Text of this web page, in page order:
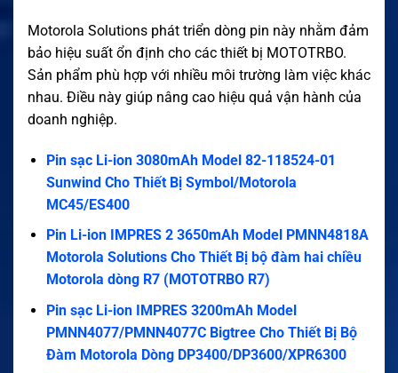
Motorola Solutions phát triển dòng pin này nhằm đảm
bảo hiệu suất ổn định cho các thiết bị MOTOTRBO.
Sản phẩm phù hợp với nhiều môi trường làm việc khác
nhau. Điều này giúp nâng cao hiệu quả vận hành của
doanh nghiệp.
Pin sạc Li-ion 3080mAh Model 82-118524-01
Sunwind Cho Thiết Bị Symbol/Motorola
MC45/ES400
Pin Li-ion IMPRES 2 3650mAh Model PMNN4818A
Motorola Solutions Cho Thiết Bị bộ đàm hai chiều
Motorola dòng R7 (MOTOTRBO R7)
Pin sạc Li-ion IMPRES 3200mAh Model
PMNN4077/PMNN4077C Bigtree Cho Thiết Bị Bộ
Đàm Motorola Dòng DP3400/DP3600/XPR6300